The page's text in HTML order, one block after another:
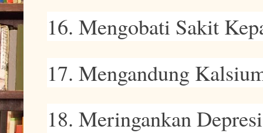
16. Mengobati Sakit
17. Mengandung
18. Meringankan